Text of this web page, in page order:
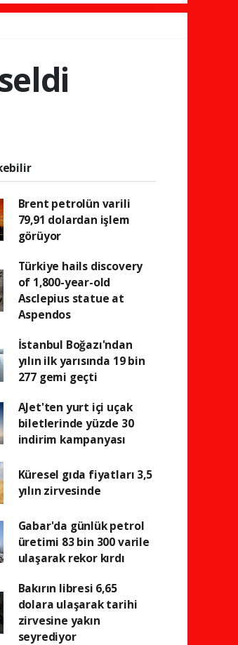
Brent petrolün varili
79,91 dolardan işlem
görüyor
Türkiye hails discovery
of 1,800-year-old
Asclepius statue at
Aspendos
İstanbul Boğazı'ndan
yılın ilk yarısında 19 bin
277 gemi geçti
AJet'ten yurt içi uçak
biletlerinde yüzde 30
indirim kampanyası
Küresel gıda fiyatları 3,5
yılın zirvesinde
Gabar'da günlük petrol
üretimi 83 bin 300 varile
ulaşarak rekor kırdı
Bakırın libresi 6,65
dolara ulaşarak tarihi
zirvesine yakın
seyrediyor